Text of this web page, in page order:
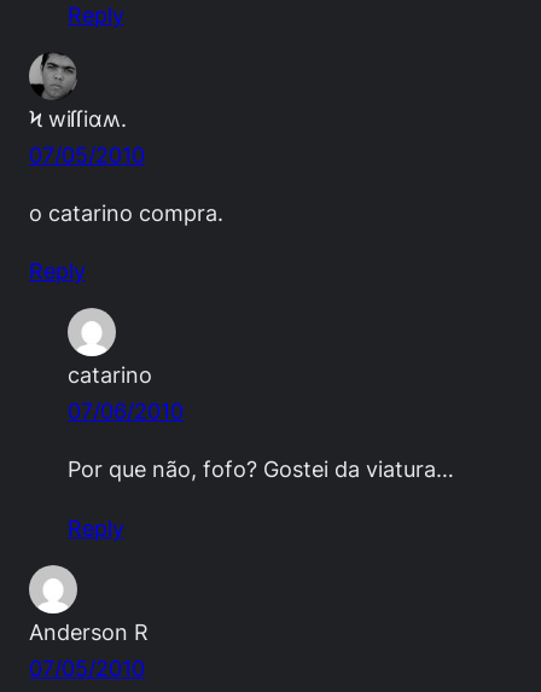
Reply
Ϟ wiſſiɑʍ.
07/05/2010
o catarino compra.
Reply
catarino
07/06/2010
Por que não, fofo? Gostei da viatura…
Reply
Anderson R
07/05/2010